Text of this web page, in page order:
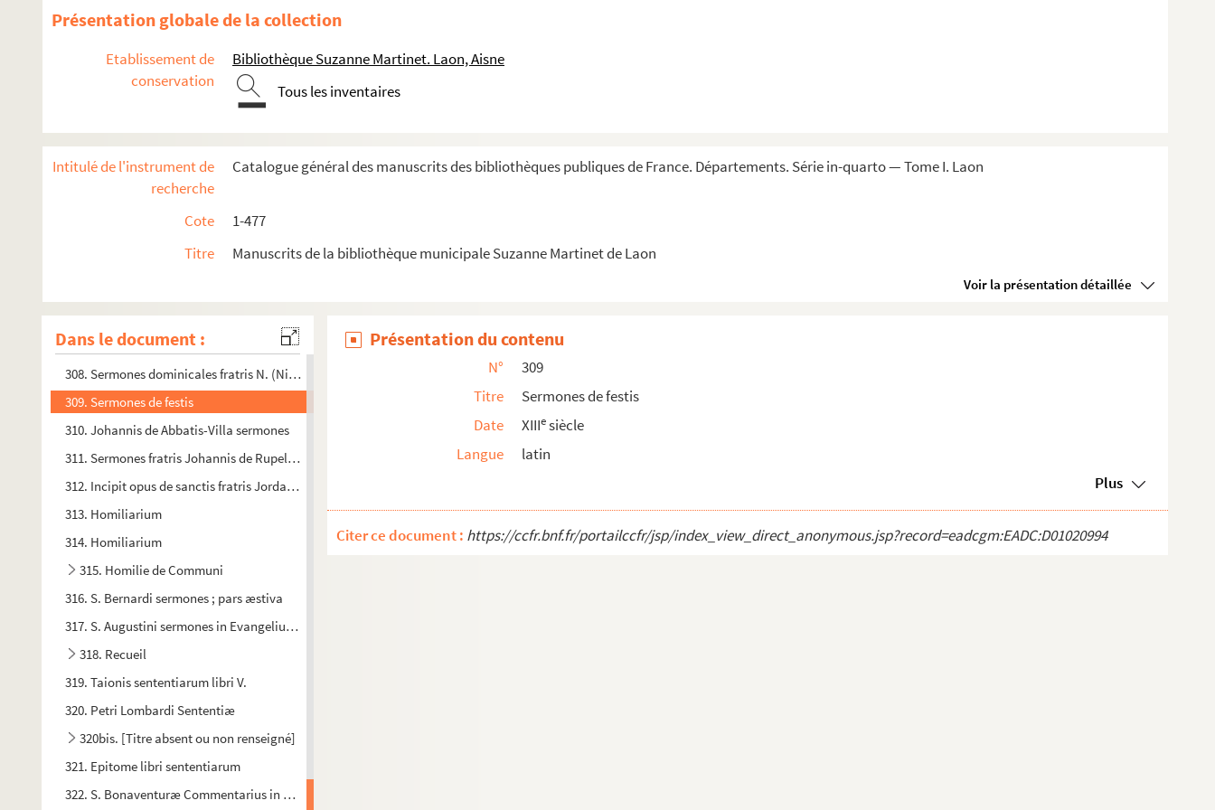
Présentation globale de la collection
Etablissement de
conservation
Bibliothèque Suzanne Martinet. Laon, Aisne
Tous les inventaires
Intitulé de l'instrument de
recherche
Catalogue général des manuscrits des bibliothèques publiques de France. Départements. Série in-quarto — Tome I. Laon
Cote
1-477
Titre
Manuscrits de la bibliothèque municipale Suzanne Martinet de Laon
Voir la présentation détaillée
Dans le document :
295. Sermones de festis
297. Roberti de Vimiaco sermones
298. Habentur in hoc codice Adamantini senis, qui et Origenis, in libro Numeri omeliæ, numero XXVIII. Leg...
300. Sermones de festis
301. Incipiunt sermones dominicales fratris Guidonis, de ordine fratrum Predicatorum. « Notandum in princ...
306. S. Gregorii Sermones in evangelia
307. S. Leonis papæ sermones cum epistola ad Flavianum
308. Sermones dominicales fratris N. (Nicolai) de Biard, et primo quatuor historiales, quorum primus est ...
309. Sermones de festis
310. Johannis de Abbatis-Villa sermones
311. Sermones fratris Johannis de Rupella, ordinis fratrum Predicatorum
312. Incipit opus de sanctis fratris Jordanis de Quedelenburch. Prologus : « Jam catulus leonis »
313. Homiliarium
314. Homiliarium
315. Homilie de Communi
316. S. Bernardi sermones ; pars æstiva
317. S. Augustini sermones in Evangelium secundum Joannem. Prima pars
318. Recueil
319. Taionis sententiarum libri V.
320. Petri Lombardi Sententiæ
320bis. [Titre absent ou non renseigné]
321. Epitome libri sententiarum
322. S. Bonaventuræ Commentarius in quartum librum sententiarum
Présentation du contenu
N°
309
Titre
Sermones de festis
Date
XIIIesiècle
Langue
latin
Plus
Citer ce document : https://ccfr.bnf.fr/portailccfr/jsp/index_view_direct_anonymous.jsp?record=eadcgm:EADC:D01020994